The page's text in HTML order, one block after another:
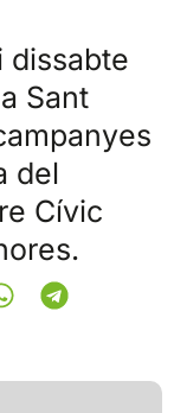
dissabte
Sant
del
Cívic